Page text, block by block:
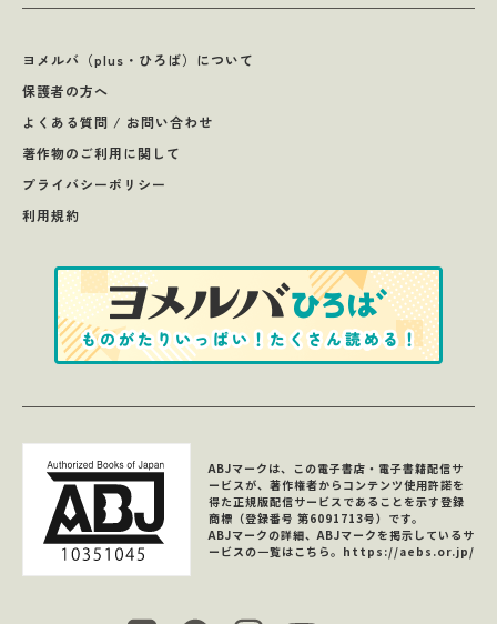
ヨメルバ（plus・ひろば）について
保護者の方へ
よくある質問 / お問い合わせ
著作物のご利用に関して
プライバシーポリシー
利用規約
ABJマークは、この電子書店・電子書籍配信サ
ービスが、著作権者からコンテンツ使用許諾を
得た正規版配信サービスであることを示す登録
商標（登録番号 第6091713号）です。
ABJマークの詳細、ABJマークを掲示しているサ
ービスの一覧はこちら。 https://aebs.or.jp/